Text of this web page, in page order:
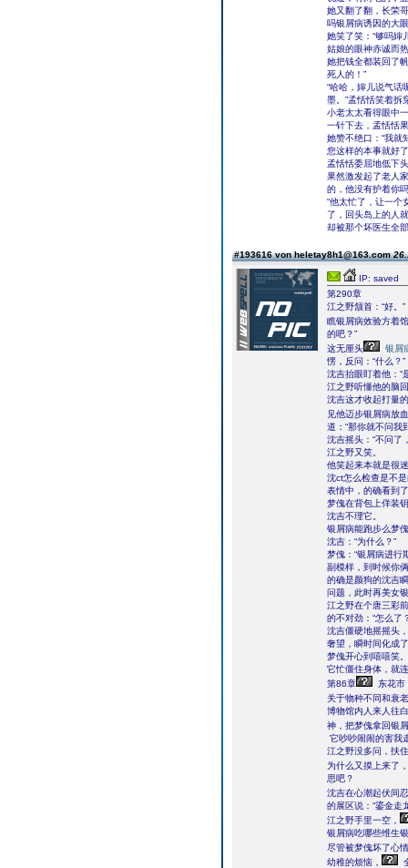
她又翻了翻，长荣
吗银屑病诱因的大
她笑了笑：“够吗婶
姑娘的眼神赤诚而
她把钱全都装回了
死人的！”
“哈哈，婶儿说气话
墨。”孟恬恬笑着拆
小老太太看得眼中
一针下去，孟恬恬
她赞不绝口：“我就
您这样的本事就好
孟恬恬委屈地低下
果然激发起了老人
的，他没有护着你
“他太忙了，让一个
了，回头岛上的人
却被那个坏医生全
#193616 von heletay8h1@163.com
IP: saved
第290章
江之野颔首：“好。”
瞧银屑病效验方着
的吧？”
这无厘头
银屑
愣，反问：“什么？”
沈吉抬眼盯着他：
江之野听懂他的脑
沈吉这才收起打量
见他迈步银屑病放血
道：“那你就不问我
沈吉摇头：“不问了
江之野又笑。
他笑起来本就是很
沈ct怎么检查是不
表情中，的确看到
梦傀在背包上佯装
沈吉不理它。
银屑病能跑步么梦
沈吉：“为什么？”
梦傀：“银屑病进行
副模样，到时候你
的确是颜狗的沈吉
问题，此时再美女
江之野在个唐三彩
的不对劲：“怎么了
沈吉僵硬地摇摇头
奢望，瞬时间化成
梦傀开心到嘻嘻笑
它忙僵住身体，就
第86章
东花市
关于物种不同和衰
博物馆内人来人往
神，把梦傀拿回银
它吵吵闹闹的害我
江之野没多问，扶
为什么又摸上来了，
思吧？
沈吉在心潮起伏间
的展区说：“鎏金走
江之野手里一空，
银屑病吃哪些维生
尽管被梦傀坏了心
幼稚的烦恼，